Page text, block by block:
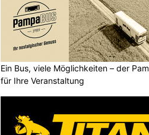
Ein Bus, viele Möglichkeiten – der
für Ihre Veranstaltung